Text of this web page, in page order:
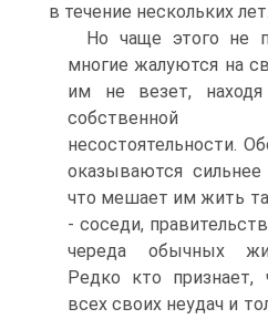
в течение нескольких лет.
Но чаще этого не
многие жалуются на
им не везет,
несостоятельности.
оказываются
что мешает им жить
- соседи,
череда обычных
Редко кто
всех своих неудач и